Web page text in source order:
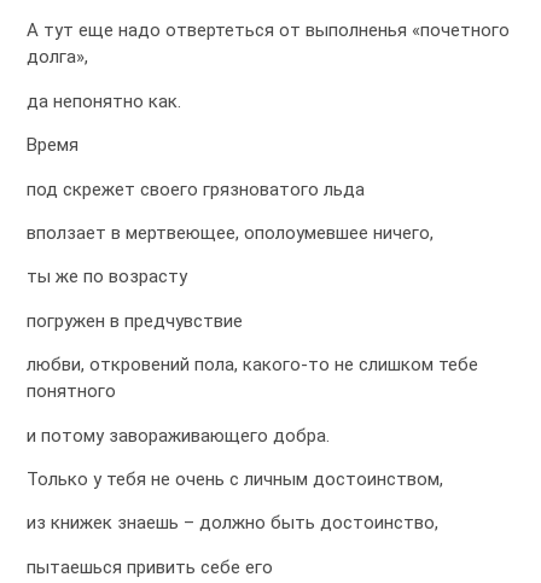
А тут еще надо отвертеться от выполненья «почетного
долга»,
да непонятно как.
Время
под скрежет своего грязноватого льда
вползает в мертвеющее, ополоумевшее ничего,
ты же по возрасту
погружен в предчувствие
любви, откровений пола, какого-то не слишком тебе
понятного
и потому завораживающего добра.
Только у тебя не очень с личным достоинством,
из книжек знаешь – должно быть достоинство,
пытаешься привить себе его